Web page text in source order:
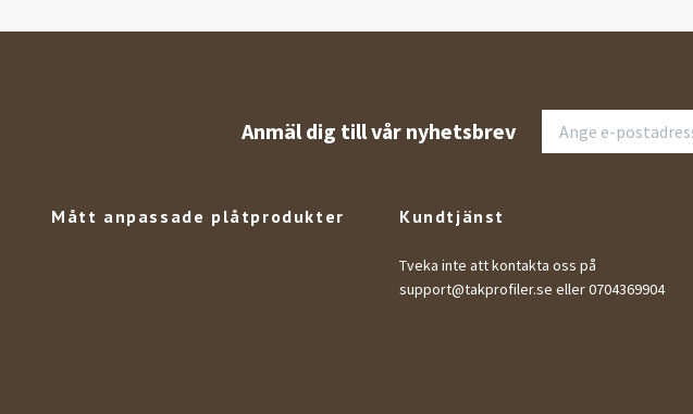
Anmäl dig till vår nyhetsbrev
Mått anpassade plåtprodukter Kundtjänst
Tveka inte att kontakta oss på
support@takprofiler.se eller 0704369904